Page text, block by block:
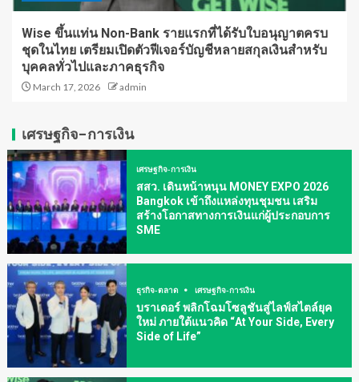
Wise ขึ้นแท่น Non-Bank รายแรกที่ได้รับใบอนุญาตครบ
ชุดในไทย เตรียมเปิดตัวฟีเจอร์บัญชีหลายสกุลเงินสำหรับ
บุคคลทั่วไปและภาคธุรกิจ
March 17, 2026 admin
เศรษฐกิจ-การเงิน
เศรษฐกิจ-การเงิน
สสว. เดินหน้าหนุน MONEY EXPO 2026
Bangkok เข้าถึงแหล่งทุนชุมชน เสริม
สร้างโอกาสทางการเงินแก่ผู้ประกอบการ
SME
ธุรกิจ-ตลาด เศรษฐกิจ-การเงิน
บราเดอร์ พลิกโฉมโซลูชันสู่ไลฟ์สไตล์ยุค
ใหม่ ภายใต้แนวคิด “At Your Side, Every
Side of Life”